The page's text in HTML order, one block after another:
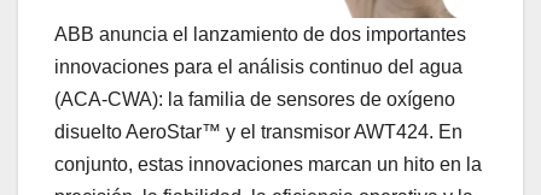
ABB anuncia el lanzamiento de dos importantes
innovaciones para el análisis continuo del agua
(ACA-CWA): la familia de sensores de oxígeno
disuelto AeroStar™ y el transmisor AWT424. En
conjunto, estas innovaciones marcan un hito en la